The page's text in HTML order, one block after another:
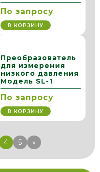
По запросу
В КОРЗИНУ
Преобразователь
для измерения
низкого давления
Модель SL-1
По запросу
В КОРЗИНУ
4 5 »